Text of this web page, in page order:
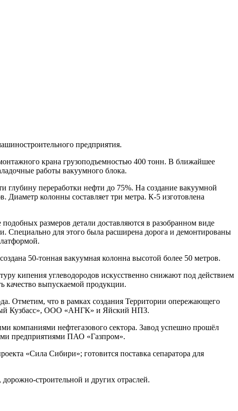
предприятия.
крана грузоподъемностью 400 тонн. В ближайшее
работы вакуумного блока.
глубину переработки нефти до 75%. На создание вакуумной
колонны составляет три метра. К-5 изготовлена
размеров детали доставляются в разобранном виде
Специально для этого была расширена дорога и демонтированы
50-тонная вакуумная колонна высотой более 50 метров.
кипения углеводородов искусственно снижают под действием
качество выпускаемой продукции.
Отметим, что в рамках создания Территории опережающего
Кузбасс», ООО «АНГК» и Яйский НПЗ.
компаниями нефтегазового сектора. Завод успешно прошёл
предприятиями ПАО «Газпром».
«Сила Сибири»; готовится поставка сепаратора для
строительной и других отраслей.